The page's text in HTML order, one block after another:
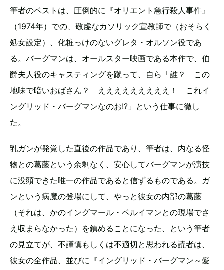
筆者のベストは、圧倒的に『オリエント急行殺人事件』
（1974年）での、敬虔なカソリック宣教師で（おそらく
処女設定）、化粧っけのないグレタ・オルソン役であ
る。バーグマンは、オールスター映画である本作で、伯
爵夫人役のキャスティングを蹴って、自ら「誰？ この
地味で暗いおばさん？ えええええええええ！ これイ
ングリッド・バーグマンなのお!?」という仕事に徹し
た。
乳ガンが発覚した直後の作品であり、筆者は、内なる怪
物との葛藤という余剰なく、安心してバーグマンが演技
に没頭できた唯一の作品であると信ずるものである。ガ
ンという病魔の登場にして、やっと彼女の内部の葛藤
（それは、かのイングマール・ベルイマンとの現場でさ
え収まらなかった）を鎮めることになった、という筆者
の見立てが、不謹慎もしくは不適切と思われる読者は、
彼女の全作品、並びに『イングリッド・バーグマン～愛